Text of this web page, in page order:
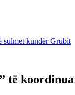
kundër Grubit